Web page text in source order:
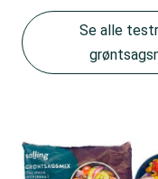
Se alle